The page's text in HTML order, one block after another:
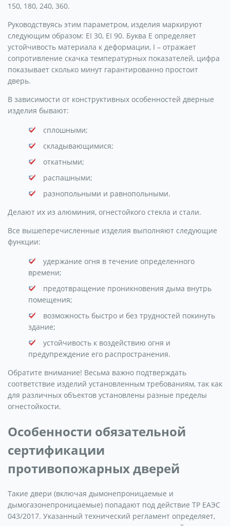
150, 180, 240, 360.
Руководствуясь этим параметром, изделия маркируют
следующим образом: EI 30, ЕI 90. Буква Е определяет
устойчивость материала к деформации, I – отражает
сопротивление скачка температурных показателей, цифра
показывает сколько минут гарантированно простоит
дверь.
В зависимости от конструктивных особенностей дверные
изделия бывают:
сплошными;
складывающимися;
откатными;
распашными;
разнопольными и равнопольными.
Делают их из алюминия, огнестойкого стекла и стали.
Все вышеперечисленные изделия выполняют следующие
функции:
удержание огня в течение определенного
времени;
предотвращение проникновения дыма внутрь
помещения;
возможность быстро и без трудностей покинуть
здание;
устойчивость к воздействию огня и
предупреждение его распространения.
Обратите внимание! Весьма важно подтверждать
соответствие изделий установленным требованиям, так как
для различных объектов установлены разные пределы
огнестойкости.
Особенности обязательной
сертификации
противопожарных дверей
Такие двери (включая дымонепроницаемые и
дымогазонепроницаемые) попадают под действие ТР ЕАЭС
043/2017. Указанный технический регламент определяет,